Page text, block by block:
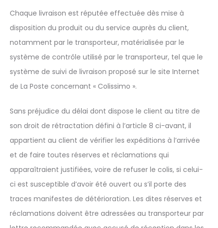
Chaque livraison est réputée effectuée dès mise à
disposition du produit ou du service auprès du client,
notamment par le transporteur, matérialisée par le
système de contrôle utilisé par le transporteur, tel que le
système de suivi de livraison proposé sur le site Internet
de La Poste concernant « Colissimo ».
Sans préjudice du délai dont dispose le client au titre de
son droit de rétractation défini à l’article 8 ci-avant, il
appartient au client de vérifier les expéditions à l’arrivée
et de faire toutes réserves et réclamations qui
apparaîtraient justifiées, voire de refuser le colis, si celui-
ci est susceptible d’avoir été ouvert ou s’il porte des
traces manifestes de détérioration. Les dites réserves et
réclamations doivent être adressées au transporteur par